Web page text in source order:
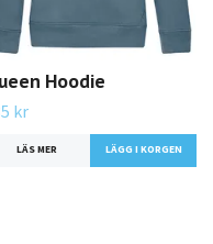
Hoodie
kr
LÄS MER LÄGG I KORGEN